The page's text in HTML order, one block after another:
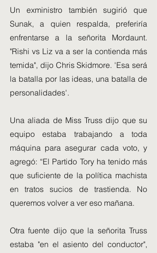
Un exministro también sugirió que
Sunak, a quien respalda, preferiría
enfrentarse a la señorita Mordaunt.
"Rishi vs Liz va a ser la contienda más
temida", dijo Chris Skidmore. 'Esa será
la batalla por las ideas, una batalla de
personalidades'.
Una aliada de Miss Truss dijo que su
equipo estaba trabajando a toda
máquina para asegurar cada voto, y
agregó: “El Partido Tory ha tenido más
que suficiente de la política machista
en tratos sucios de trastienda. No
queremos volver a ver eso mañana.
Otra fuente dijo que la señorita Truss
estaba "en el asiento del conductor",